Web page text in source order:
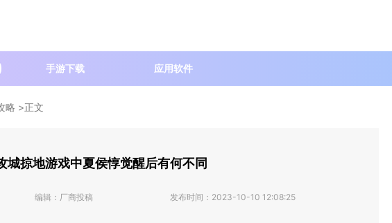
手游下载 应用软件
略 >正文
城掠地游戏中夏侯惇觉醒后有何不同
编辑： 厂商投稿 发布时间： 2023-10-10 12:08:25